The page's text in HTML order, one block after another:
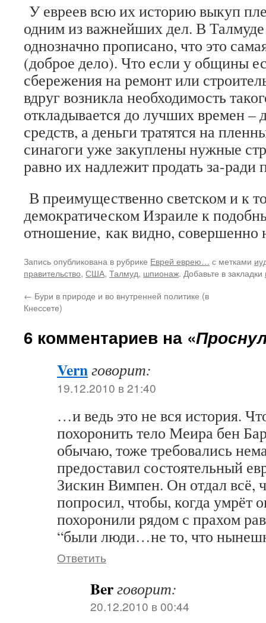
У евреев всю их историю выкуп
одним из важнейших дел. В Талмуде
однозначно прописано, что это
(доброе дело). Что если у общины
сбережения на ремонт или
вдруг возникла необходимость
откладывается до лучших времен –
средств, а деньги тратятся на
синагоги уже закуплены нужные
равно их надлежит продать за-
В преимущественно светском и к
демократическом Израиле к
отношение, как видно, совершенно
Запись опубликована в рубрике Еврей еврею… с метками
правительство, США, Талмуд, шпионаж. Добавьте в закладки
← Бури в природе и во внутренней политике (в
Кнессете)
6 комментариев на «
Vernговорит:
19.12.2010 в 21:40
…и ведь это не вся история.
похоронить тело Меира бен
обычаю, тоже требовались
предоставил состоятельный
Зискин Вимпен. Он отдал всё,
попросил, чтобы, когда умрёт
похоронили рядом с прахом
“были люди…не то, что
Ответить
Berговорит:
20.12.2010 в 00:44